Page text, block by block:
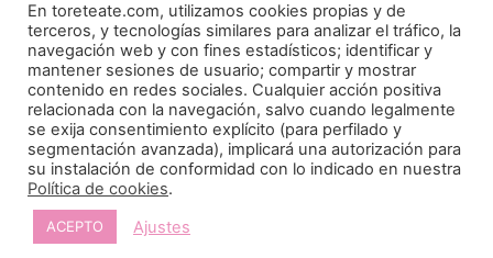
« May
Toreteate Ⓒ 2023. Todos los derechos reservados
Diseñado porWelow Marketing
En toreteate.com, utilizamos cookies propias y de
terceros, y tecnologías similares para analizar el tráfico, la
navegación web y con fines estadísticos; identificar y
mantener sesiones de usuario; compartir y mostrar
contenido en redes sociales. Cualquier acción positiva
relacionada con la navegación, salvo cuando legalmente
se exija consentimiento explícito (para perfilado y
segmentación avanzada), implicará una autorización para
su instalación de conformidad con lo indicado en nuestra
Política de cookies.
ACEPTO Ajustes